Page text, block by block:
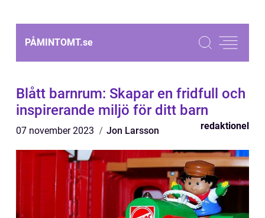
PÅMINTOMT.se
Blått barnrum: Skapar en fridfull och
inspirerande miljö för ditt barn
07 november 2023 Jon Larsson redaktionel